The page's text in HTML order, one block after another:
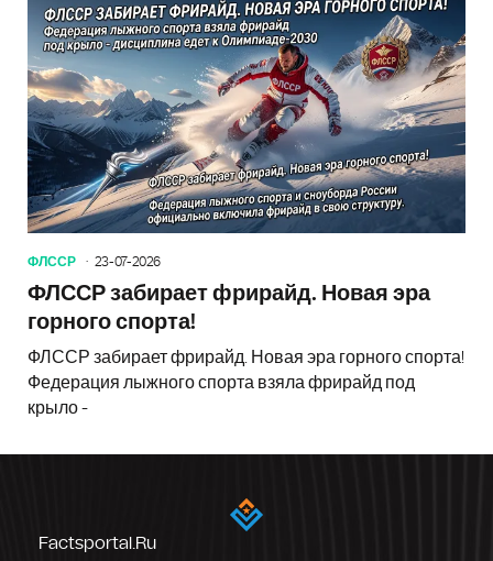
ФЛССР 23-07-2026
ФЛССР забирает фрирайд. Новая эра
горного спорта!
ФЛССР забирает фрирайд. Новая эра горного спорта!
Федерация лыжного спорта взяла фрирайд под
крыло -
Factsportal.ru